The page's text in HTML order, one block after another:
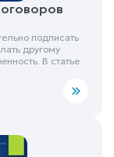
подписать
другому
В статье